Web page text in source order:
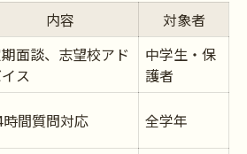
内容 対象者
面談、志望校アド
ス
中学生・保
護者
時間質問対応 全学年